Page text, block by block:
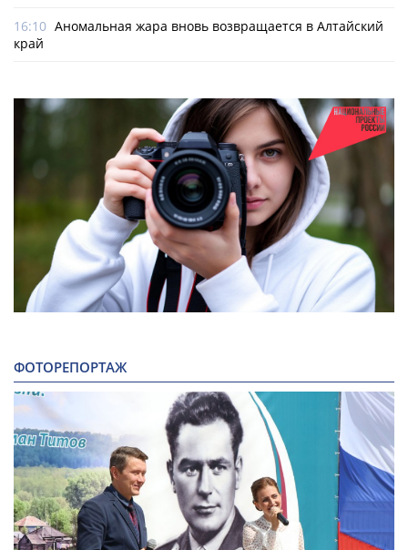
16:10 Аномальная жара вновь возвращается в Алтайский
край
ФОТОРЕПОРТАЖ